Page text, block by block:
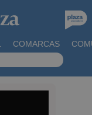
COMARCAS